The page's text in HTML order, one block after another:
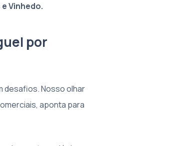
Vinhedo.
por
desafios. Nosso olhar
aponta para